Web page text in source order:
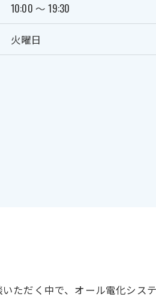
10:00 ～ 19:30
火曜日
ただく中で、オール電化シス